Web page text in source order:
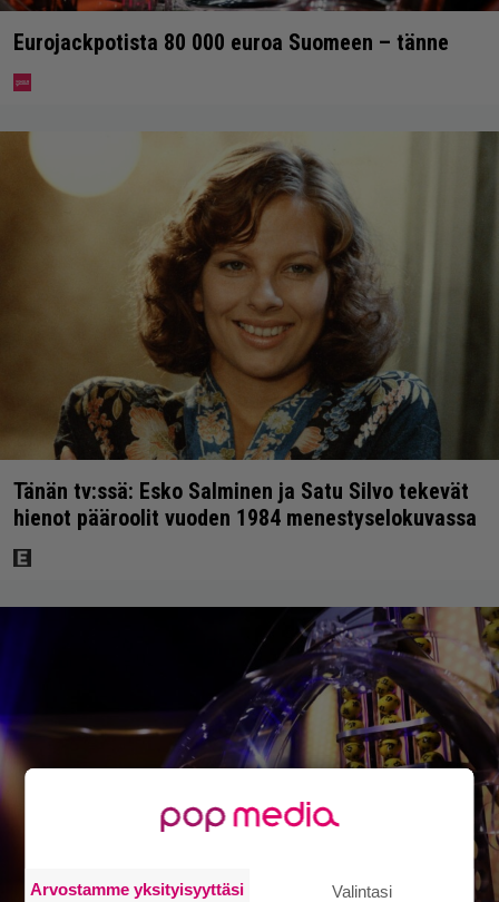
Eurojackpotista 80 000 euroa Suomeen – tänne
Tänän tv:ssä: Esko Salminen ja Satu Silvo tekevät
hienot pääroolit vuoden 1984 menestyselokuvassa
Arvostamme yksityisyyttäsi Valintasi